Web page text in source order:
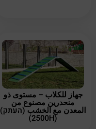
جهاز للكلاب – مستوى ذو
منحدرين مصنوع من
المعدن مع الخشب (העתק)
(2500H)